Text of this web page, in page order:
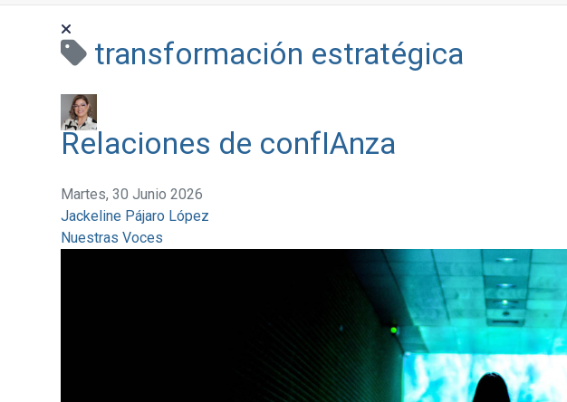
transformación estratégica
Relaciones de confIAnza
Martes, 30 Junio 2026
Jackeline Pájaro López
Nuestras Voces